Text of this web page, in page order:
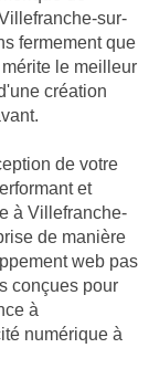
sur-
fermement que
le meilleur
création
de votre
et
à Villefranche-
de manière
web pas
conçues pour
à
numérique à